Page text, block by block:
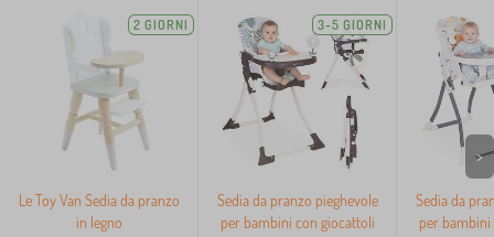
2 GIORNI
Le Toy Van Sedia da pranzo
in legno
3-5 GIORNI
Sedia da pranzo pieghevole
per bambini con giocattoli
Sedia da
per
>